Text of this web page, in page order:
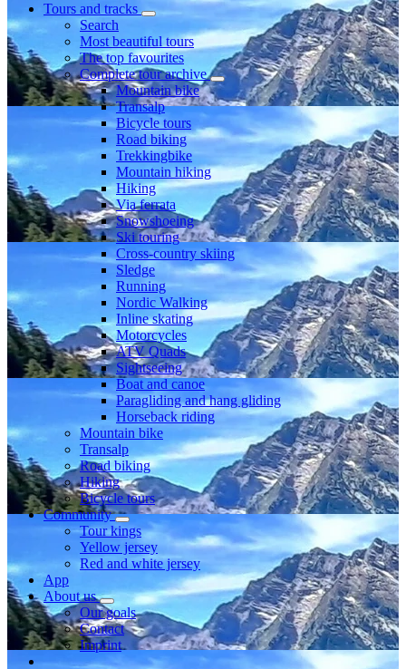
Tours and tracks
Search
Most beautiful tours
The top favourites
Complete tour archive
Mountain bike
Transalp
Bicycle tours
Road biking
Trekkingbike
Mountain hiking
Hiking
Via ferrata
Snowshoeing
Ski touring
Cross-country skiing
Sledge
Running
Nordic Walking
Inline skating
Motorcycles
ATV Quads
Sightseeing
Boat and canoe
Paragliding and hang gliding
Horseback riding
Mountain bike
Transalp
Road biking
Hiking
Bicycle tours
Community
Tour kings
Yellow jersey
Red and white jersey
App
About us
Our goals
Contact
Imprint